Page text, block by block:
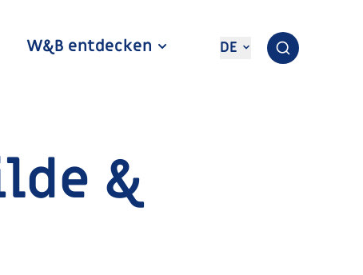
W&B entdecken DE
&